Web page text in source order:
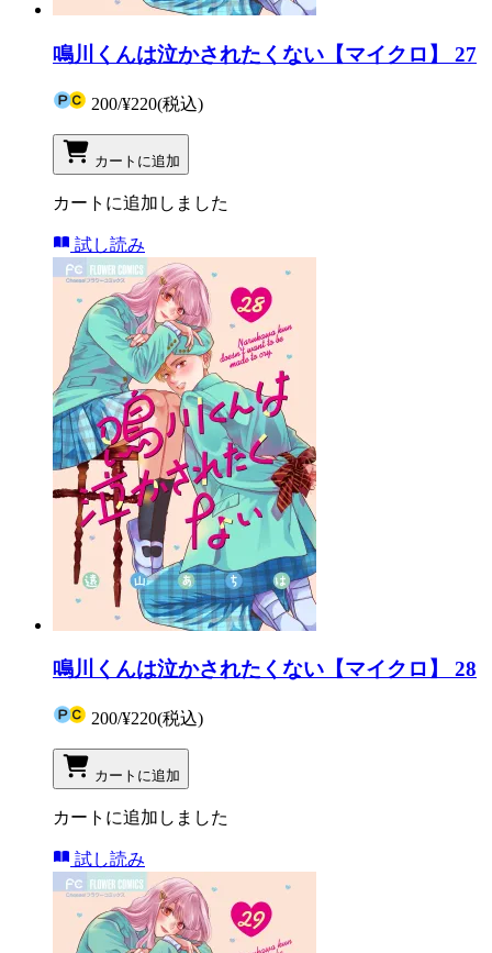
鳴川くんは泣かされたくない【マイクロ】 27
200/¥220(税込)
カートに追加
カートに追加しました
試し読み
鳴川くんは泣かされたくない【マイクロ】 28
200/¥220(税込)
カートに追加
カートに追加しました
試し読み